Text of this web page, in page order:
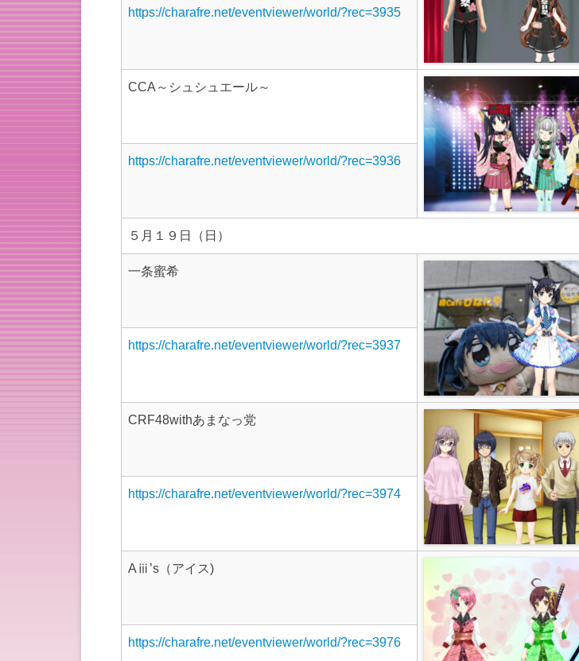
https://charafre.net/eventviewer/world/?rec=3935
CCA～シュシュエール～
https://charafre.net/eventviewer/world/?rec=3936
５月１９日（日）
一条蜜希
https://charafre.net/eventviewer/world/?rec=3937
CRF48withあまなっ党
https://charafre.net/eventviewer/world/?rec=3974
Aⅲ’s（アイス)
https://charafre.net/eventviewer/world/?rec=3976